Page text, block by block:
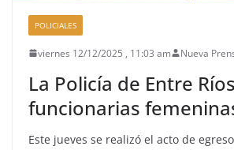
POLICIALES
viernes 12/12/2025 , 11:03 am Nueva
La Policía de Entre
funcionarias
Este jueves se realizó el acto de egreso